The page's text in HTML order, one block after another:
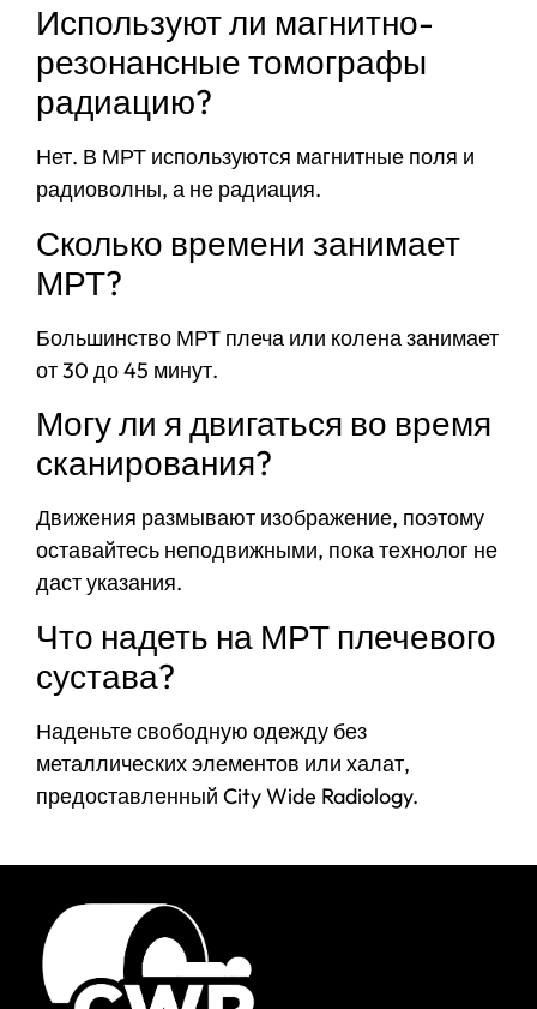
Используют ли магнитно-
резонансные томографы
радиацию?
Нет. В МРТ используются магнитные поля и
радиоволны, а не радиация.
Сколько времени занимает
МРТ?
Большинство МРТ плеча или колена занимает
от 30 до 45 минут.
Могу ли я двигаться во время
сканирования?
Движения размывают изображение, поэтому
оставайтесь неподвижными, пока технолог не
даст указания.
Что надеть на МРТ плечевого
сустава?
Наденьте свободную одежду без
металлических элементов или халат,
предоставленный City Wide Radiology.